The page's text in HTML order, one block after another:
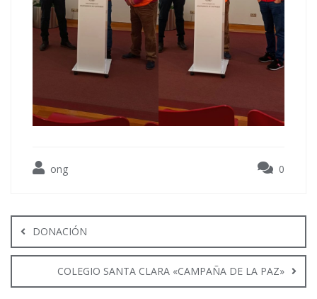
ong 0
de
entradas
DONACIÓN
COLEGIO SANTA CLARA «CAMPAÑA DE LA PAZ»